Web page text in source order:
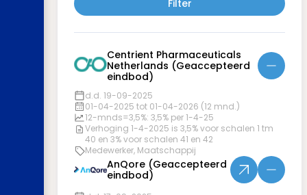
Centrient Pharmaceuticals
Netherlands (Geaccepteerd
eindbod)
d.d. 19-09-2025
01-04-2025 tot 01-04-2026 (12 mnd.)
12-mnds=3,5%: 3,5% per 1-4-25
Verhoging 1-4-2025 is 3,5% voor schalen 1 tm
40 en 3% voor schalen 41 en 42
Medewerker, Maatschappij
AnQore (Geaccepteerd
eindbod)